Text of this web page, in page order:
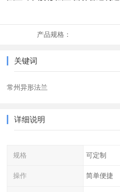
产品规格：
关键词
常州异形法兰
详细说明
规格 可定制
操作 简单便捷